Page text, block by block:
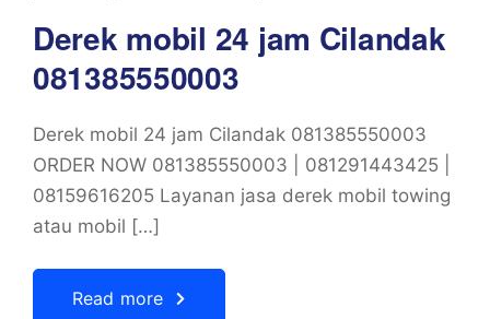
Derek mobil 24 jam Cilandak
081385550003
Derek mobil 24 jam Cilandak 081385550003
ORDER NOW 081385550003 | 081291443425 |
08159616205 Layanan jasa derek mobil towing
atau mobil […]
Read more